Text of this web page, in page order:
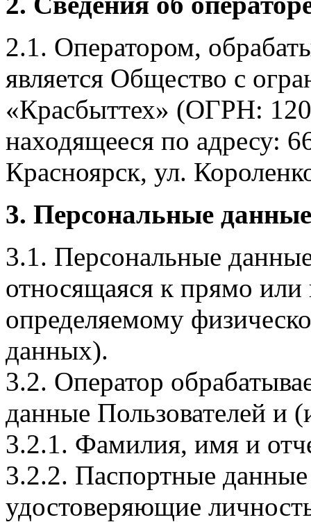
2.1. Оператором,
является Общество с
«Красбыттех» (ОГРН:
находящееся по адресу:
Красноярск, ул.
3. Персональные
3.1. Персональные
относящаяся к прямо
определяемому
данных).
3.2. Оператор
данные Пользователей и
3.2.1. Фамилия, имя и
3.2.2. Паспортные
удостоверяющие